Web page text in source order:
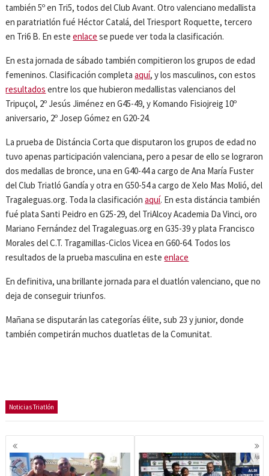
también 5º en Tri5, todos del Club Avant. Otro valenciano medallista
en paratriatlón fué Héctor Catalá, del Triesport Roquette, tercero
en Tri6 B. En esteenlace se puede ver toda la clasificación.
En esta jornada de sábado también compitieron los grupos de edad
femeninos. Clasificación completaaquí, y los masculinos, con estos
resultados entre los que hubieron medallistas valencianos del
Tripuçol, 2º Jesús Jiménez en G45-49, y Komando Fisiojreig 10º
aniversario, 2º Josep Gómez en G20-24.
La prueba de Distáncia Corta que disputaron los grupos de edad no
tuvo apenas participación valenciana, pero a pesar de ello se lograron
dos medallas de bronce, una en G40-44 a cargo de Ana María Fuster
del Club Triatló Gandía y otra en G50-54 a cargo de Xelo Mas Molió, del
Tragaleguas.org. Toda la clasificaciónaquí. En esta distáncia también
fué plata Santi Peidro en G25-29, del TriAlcoy Academia Da Vinci, oro
Mariano Fernández del Tragaleguas.org en G35-39 y plata Francisco
Morales del C.T. Tragamillas-Ciclos Vicea en G60-64. Todos los
resultados de la prueba masculina en esteenlace
En definitiva, una brillante jornada para el duatlón valenciano, que no
deja de conseguir triunfos.
Mañana se disputarán las categorías élite, sub 23 y junior, donde
también competirán muchos duatletas de la Comunitat.
Noticias Triatlón
Navegación
de
entradas